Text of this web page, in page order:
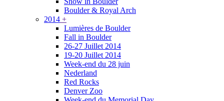
Boulder & Royal Arch
2014 +
Lumières de Boulder
Fall in Boulder
26-27 Juillet 2014
19-20 Juillet 2014
Week-end du 28 juin
Nederland
Red Rocks
Denver Zoo